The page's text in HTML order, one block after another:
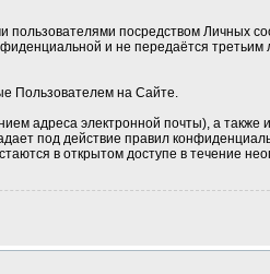
пользователями посредством
и не передаётся
Пользователем на Сайте.
адреса электронной почты), а
под действие правил
в открытом доступе в течение